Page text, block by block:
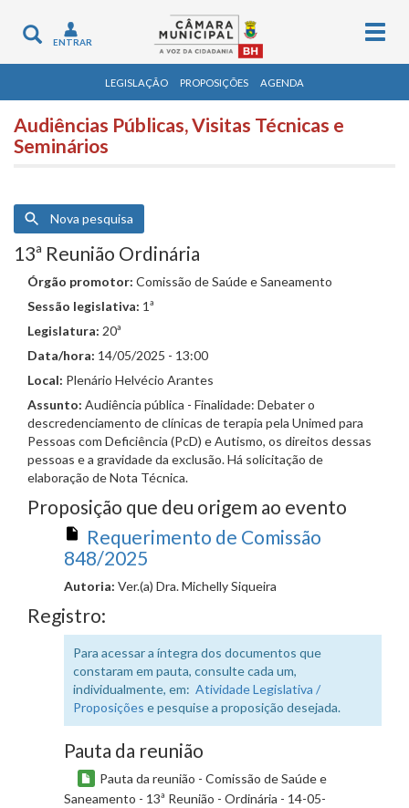
Toggle
navigation
ENTRAR
LEGISLAÇÃO PROPOSIÇÕES AGENDA
Audiências Públicas, Visitas Técnicas e
Seminários
Nova pesquisa
13ª Reunião Ordinária
Órgão promotor: Comissão de Saúde e Saneamento
Sessão legislativa: 1ª
Legislatura: 20ª
Data/hora: 14/05/2025 - 13:00
Local: Plenário Helvécio Arantes
Assunto: Audiência pública - Finalidade: Debater o
descredenciamento de clínicas de terapia pela Unimed para
Pessoas com Deficiência (PcD) e Autismo, os direitos dessas
pessoas e a gravidade da exclusão. Há solicitação de
elaboração de Nota Técnica.
Proposição que deu origem ao evento
Requerimento de Comissão
848/2025
Autoria: Ver.(a) Dra. Michelly Siqueira
Registro:
Para acessar a íntegra dos documentos que
constaram em pauta, consulte cada um,
individualmente, em: Atividade Legislativa /
Proposições e pesquise a proposição desejada.
Pauta da reunião
Pauta da reunião - Comissão de Saúde e
Saneamento - 13ª Reunião - Ordinária - 14-05-